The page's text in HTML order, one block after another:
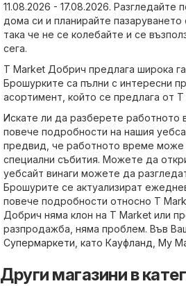
11.08.2026 - 17.08.2026.
дома си и планирайте
така че не се колебайте и се
сега.
T Market Добрич предлага широка
Брошурките са пълни с интересни
асортимент, който се предлага от
Искате ли да разберете
повече подробности на нашия
предвид, че работното време може
специални събития. Можете да
уебсайт винаги можете да
Брошурите се актуализират
повече подробности относно T
Добрич няма клон на T Market или
разпродажба, няма проблем. Във
Супермаркети , като Кауфланд My
Други магазини в